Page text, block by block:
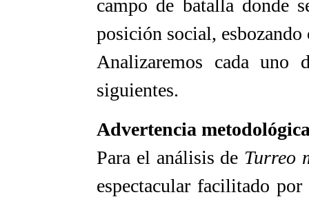
campo de batalla donde
posición social,
Analizaremos cada uno
siguientes.
Advertencia
Para el análisis de Turreo
espectacular facilitado